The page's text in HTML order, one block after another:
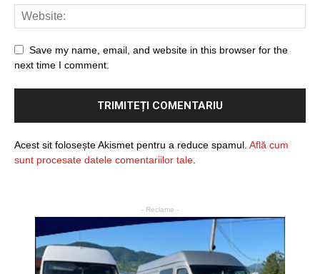
Save my name, email, and website in this browser for the
next time I comment.
Acest sit folosește Akismet pentru a reduce spamul. Află cum
sunt procesate datele comentariilor tale
- Reclame -